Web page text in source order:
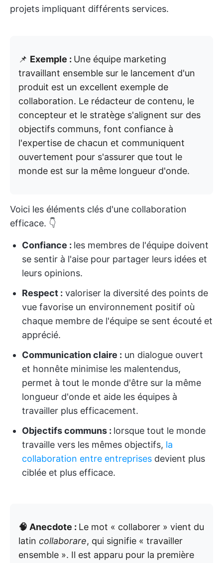
projets impliquant différents services.
📌 Exemple : Une équipe marketing
travaillant ensemble sur le lancement d'un
produit est un excellent exemple de
collaboration. Le rédacteur de contenu, le
concepteur et le stratège s'alignent sur des
objectifs communs, font confiance à
l'expertise de chacun et communiquent
ouvertement pour s'assurer que tout le
monde est sur la même longueur d'onde.
Voici les éléments clés d'une collaboration
efficace. 👇
Confiance : les membres de l'équipe doivent
se sentir à l'aise pour partager leurs idées et
leurs opinions.
Respect : valoriser la diversité des points de
vue favorise un environnement positif où
chaque membre de l'équipe se sent écouté et
apprécié.
Communication claire : un dialogue ouvert
et honnête minimise les malentendus,
permet à tout le monde d'être sur la même
longueur d'onde et aide les équipes à
travailler plus efficacement.
Objectifs communs : lorsque tout le monde
travaille vers les mêmes objectifs, la
collaboration entre entreprises devient plus
ciblée et plus efficace.
🧠 Anecdote : Le mot « collaborer » vient du
latin collaborare, qui signifie « travailler
ensemble ». Il est apparu pour la première